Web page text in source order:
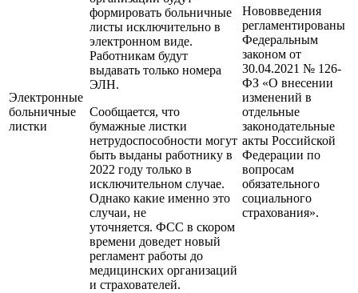
Электронные
больничные
листки
формировать больничные
листы исключительно в
электронном виде.
Работникам будут
выдавать только номера
ЭЛН.
Сообщается, что
бумажные листки
нетрудоспособности могут
быть выданы работнику в
2022 году только в
исключительном случае.
Однако какие именно это
случаи, не
уточняется. ФСС в скором
времени доведет новый
регламент работы до
медицинских организаций
и страхователей.
Нововведения
регламентированы
Федеральным
законом от
30.04.2021 № 126-
ФЗ «О внесении
изменений в
отдельные
законодательные
акты Российской
Федерации по
вопросам
обязательного
социального
страхования».